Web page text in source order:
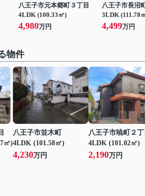
八王子市元本郷町３丁目
4LDK (100.33㎡)
4,980万円
八王子市長沼
3LDK (111.78
4,499万円
物件
㎡)
八王子市並木町
4LDK (101.58㎡)
4,230万円
八王子市暁町２丁
4LDK (101.02㎡)
2,190万円